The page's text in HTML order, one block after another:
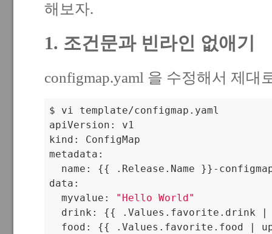
해보자.
1. 조건문과 빈라인 없애기
configmap.yaml 을 수정해서 제대
$ vi template/configmap.yaml
apiVersion: v1
kind: ConfigMap
metadata:
name: {{ .Release.Name }}-
data:
  myvalue:
"Hello World"
drink: {{ .Values.favorite.drink
food: {{ .Values.favorite.food |